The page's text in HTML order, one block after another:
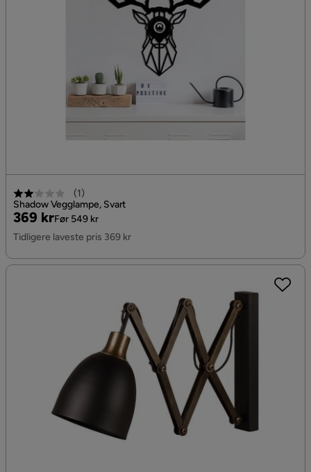
(1)
Shadow Vegglampe, Svart
Pris
369 kr
Original
Pris
Før 549 kr
Tidligere laveste pris 369 kr